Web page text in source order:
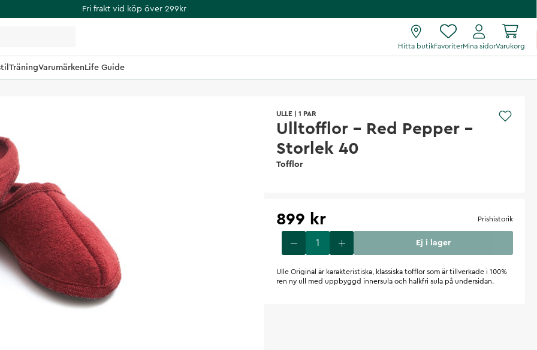
Fri frakt vid köp över 299kr
Hitta butikFavoriterMina sidorVarukorg
TräningVarumärkenLife Guide
ULLE 1 PAR
Ulltofflor - Red Pepper -
Storlek 40
Tofflor
899 kr Prishistorik
Ej i lager
Ulle Original är karakteristiska, klassiska tofflor som är tillverkade i 100%
ren ny ull med uppbyggd innersula och halkfri sula på undersidan.